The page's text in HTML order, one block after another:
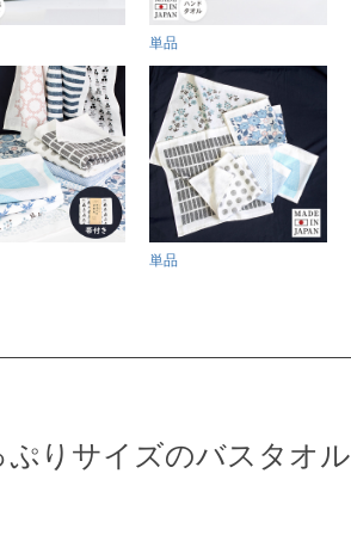
単品
単品
りサイズのバスタオル